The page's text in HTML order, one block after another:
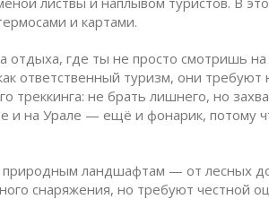
и картами.
отдыха, где ты не просто смотришь
ответственный туризм, они требуют
треккинга: не брать лишнего, но
на Урале — ещё и фонарик, потому
ландшафтам — от лесных
снаряжения, но требуют честной